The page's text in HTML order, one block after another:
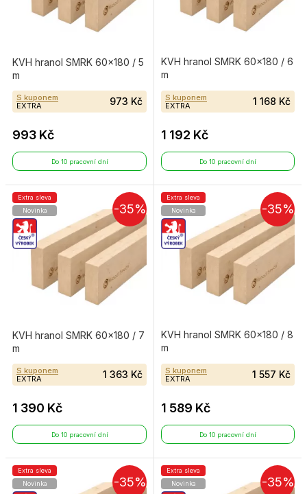
KVH hranol SMRK 60×180 / 5
m
S kuponem
EXTRA
973 Kč
993 Kč
Do 10 pracovní dní
KVH hranol SMRK 60×180 / 6
m
S kuponem
EXTRA
1 168 Kč
1 192 Kč
Do 10 pracovní dní
-35%
Extra sleva
Novinka
KVH hranol SMRK 60×180 / 7
m
S kuponem
EXTRA
1 363 Kč
1 390 Kč
Do 10 pracovní dní
-35%
Extra sleva
Novinka
KVH hranol SMRK 60×180 / 8
m
S kuponem
EXTRA
1 557 Kč
1 589 Kč
Do 10 pracovní dní
-35%
Extra sleva
Novinka
-35%
Extra sleva
Novinka